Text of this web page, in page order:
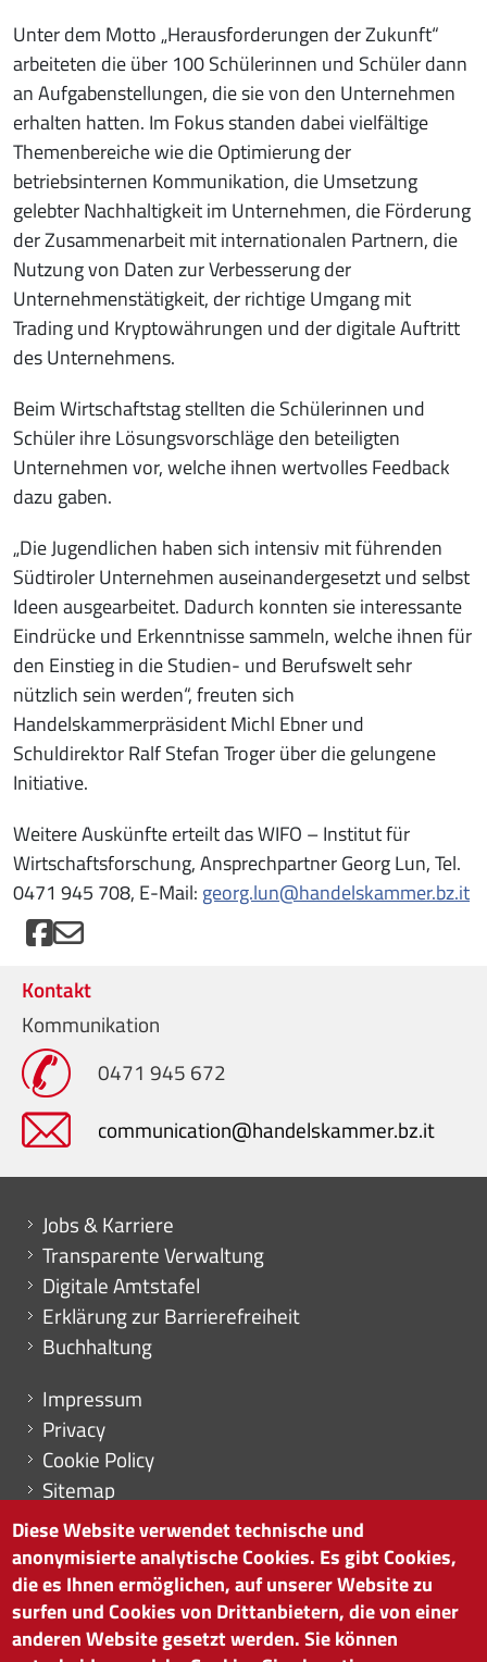
Unter dem Motto „Herausforderungen der Zukunft“
arbeiteten die über 100 Schülerinnen und Schüler dann
an Aufgabenstellungen, die sie von den Unternehmen
erhalten hatten. Im Fokus standen dabei vielfältige
Themenbereiche wie die Optimierung der
betriebsinternen Kommunikation, die Umsetzung
gelebter Nachhaltigkeit im Unternehmen, die Förderung
der Zusammenarbeit mit internationalen Partnern, die
Nutzung von Daten zur Verbesserung der
Unternehmenstätigkeit, der richtige Umgang mit
Trading und Kryptowährungen und der digitale Auftritt
des Unternehmens.
Beim Wirtschaftstag stellten die Schülerinnen und
Schüler ihre Lösungsvorschläge den beteiligten
Unternehmen vor, welche ihnen wertvolles Feedback
dazu gaben.
„Die Jugendlichen haben sich intensiv mit führenden
Südtiroler Unternehmen auseinandergesetzt und selbst
Ideen ausgearbeitet. Dadurch konnten sie interessante
Eindrücke und Erkenntnisse sammeln, welche ihnen für
den Einstieg in die Studien- und Berufswelt sehr
nützlich sein werden“, freuten sich
Handelskammerpräsident Michl Ebner und
Schuldirektor Ralf Stefan Troger über die gelungene
Initiative.
Weitere Auskünfte erteilt das WIFO – Institut für
Wirtschaftsforschung, Ansprechpartner Georg Lun, Tel.
0471 945 708, E-Mail: georg.lun@handelskammer.bz.it
Kontakt
Kommunikation
0471 945 672
communication@handelskammer.bz.it
Mini menu di servizio
Jobs & Karriere
Transparente Verwaltung
Digitale Amtstafel
Erklärung zur Barrierefreiheit
Buchhaltung
Menu footer
Impressum
Privacy
Cookie Policy
Sitemap
Cookie-Einstellungen
HANDELSKAMMER BOZEN
Diese Website verwendet technische und
anonymisierte analytische Cookies. Es gibt Cookies,
die es Ihnen ermöglichen, auf unserer Website zu
surfen und Cookies von Drittanbietern, die von einer
anderen Website gesetzt werden. Sie können